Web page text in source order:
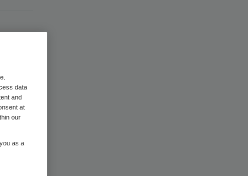
data
and
at
our
as a